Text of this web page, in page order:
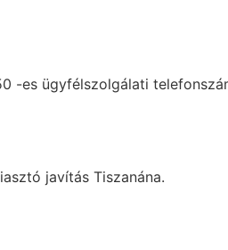
-es ügyfélszolgálati
javítás Tiszanána.